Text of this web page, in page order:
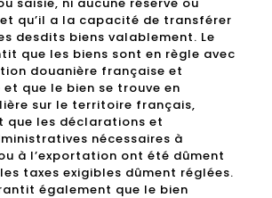
qu’il a la capacité de transférer
desdits biens valablement. Le
que les biens sont en règle avec
douanière française et
que le bien se trouve en
sur le territoire français,
que les déclarations et
nécessaires à
à l’exportation ont été dûment
taxes exigibles dûment réglées.
également que le bien